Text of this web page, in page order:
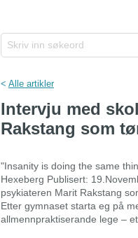
< Alle artikler
Intervju med
Rakstang som
"Insanity is doing the same
Hexeberg Publisert:
psykiateren Marit Rakstang
Etter gymnaset starta eg på
allmennpraktiserande lege –